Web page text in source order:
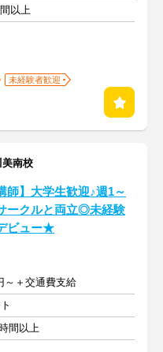
以上
未経験者歓迎
南校
師】大学生歓迎♪週1～
ークルと両立◎未経験
ビュー★
～＋交通費支給
間以上